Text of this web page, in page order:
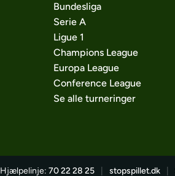
Bundesliga
Serie A
Ligue 1
Champions League
Europa League
Conference League
Se alle turneringer
Hjælpelinje: 70 22 28 25 stopspillet.dk